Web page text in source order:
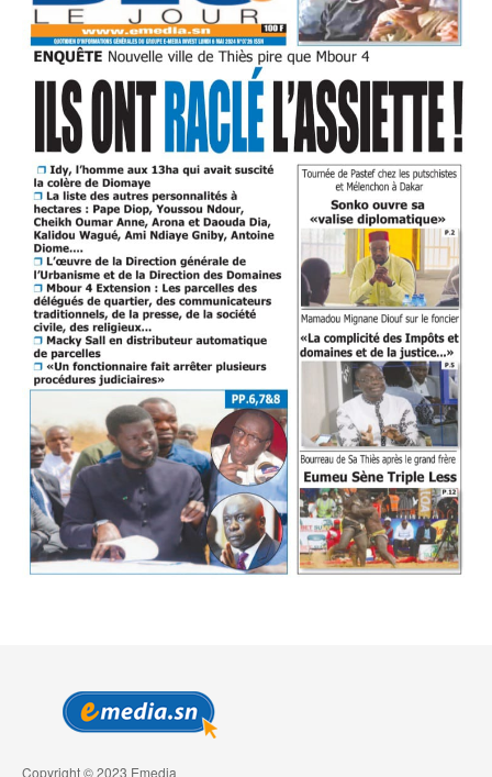
Copyright © 2023 Emedia